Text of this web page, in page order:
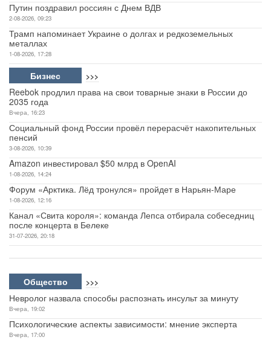
Путин поздравил россиян с Днем ВДВ
2-08-2026, 09:23
Трамп напоминает Украине о долгах и редкоземельных
металлах
1-08-2026, 17:28
Бизнес >>>
Reebok продлил права на свои товарные знаки в России до
2035 года
Вчера, 16:23
Социальный фонд России провёл перерасчёт накопительных
пенсий
3-08-2026, 10:39
Amazon инвестировал $50 млрд в OpenAI
1-08-2026, 14:24
Форум «Арктика. Лёд тронулся» пройдет в Нарьян-Маре
1-08-2026, 12:16
Канал «Свита короля»: команда Лепса отбирала собеседниц
после концерта в Белеке
31-07-2026, 20:18
Общество >>>
Невролог назвала способы распознать инсульт за минуту
Вчера, 19:02
Психологические аспекты зависимости: мнение эксперта
Вчера, 17:00